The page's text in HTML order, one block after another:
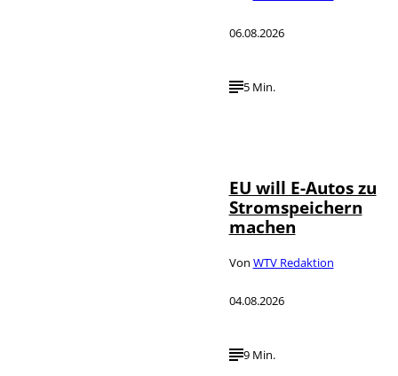
06.08.2026
5 Min.
EU will E-Autos zu
Stromspeichern
machen
Von WTV Redaktion
04.08.2026
9 Min.